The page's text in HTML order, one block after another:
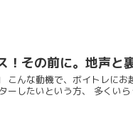
！その前に。地声と
こんな動機で、ボイトレに
ーしたいという方、 多くい